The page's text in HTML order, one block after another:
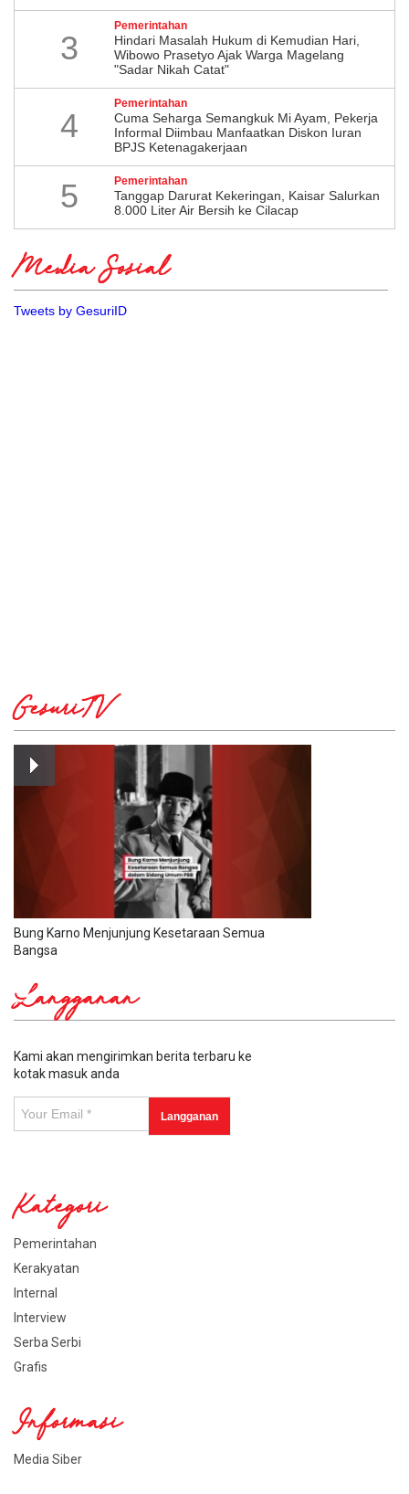
3
Pemerintahan
Hindari Masalah Hukum di Kemudian Hari,
Wibowo Prasetyo Ajak Warga Magelang
"Sadar Nikah Catat"
4
Pemerintahan
Cuma Seharga Semangkuk Mi Ayam, Pekerja
Informal Diimbau Manfaatkan Diskon Iuran
BPJS Ketenagakerjaan
5 Pemerintahan
Tanggap Darurat Kekeringan, Kaisar Salurkan
8.000 Liter Air Bersih ke Cilacap
Media Sosial
Tweets by GesuriID
GesuriTV
Bung Karno Menjunjung Kesetaraan Semua
Bangsa
Langganan
Kami akan mengirimkan berita terbaru ke
kotak masuk anda
Kategori
Pemerintahan
Kerakyatan
Internal
Interview
Serba Serbi
Grafis
Informasi
Media Siber